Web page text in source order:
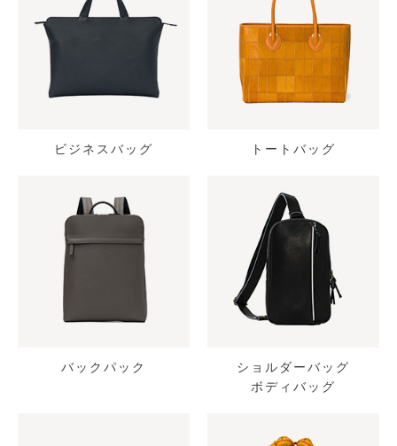
ビジネスバッグ トートバッグ
バックパック
ショルダーバッグ
ボディバッグ